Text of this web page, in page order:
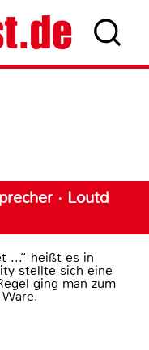
· Loutd
...“ heißt es in
stellte sich eine
ging man zum